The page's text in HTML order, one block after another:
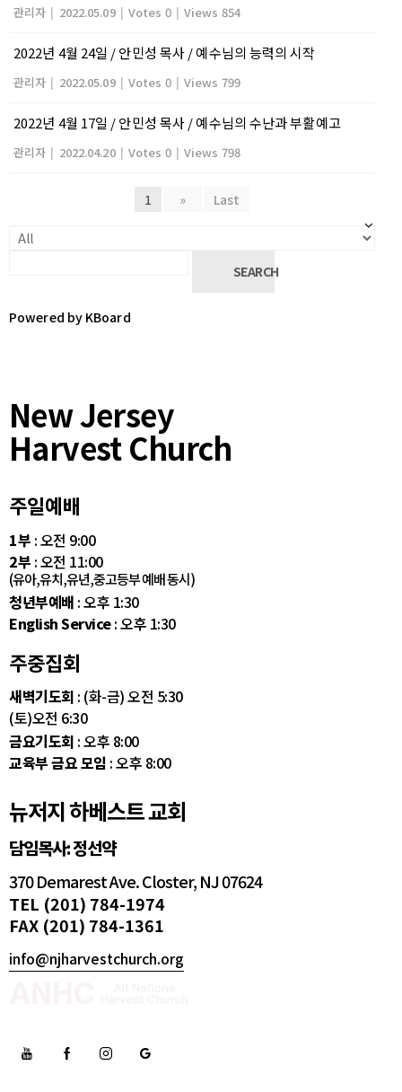
관리자 | 2022.05.09 | Votes 0 | Views 854
2022년 4월 24일 / 안민성 목사 / 예수님의 능력의 시작
관리자 | 2022.05.09 | Votes 0 | Views 799
2022년 4월 17일 / 안민성 목사 / 예수님의 수난과 부활예고
관리자 | 2022.04.20 | Votes 0 | Views 798
1 » Last
SEARCH
Powered by KBoard
New Jersey
Harvest Church
주일예배
1부 : 오전 9:00
2부 : 오전 11:00
(유아,유치,유년,중고등부 예배 동시)
청년부예배 : 오후 1:30
English Service: 오후 1:30
주중집회
새벽기도회 : (화-금) 오전 5:30
(토)오전 6:30
금요기도회 : 오후 8:00
교육부 금요 모임 : 오후 8:00
뉴저지 하베스트 교회
담임목사: 정선약
370 Demarest Ave. Closter, NJ 07624
TEL (201) 784-1974
FAX (201) 784-1361
info@njharvestchurch.org